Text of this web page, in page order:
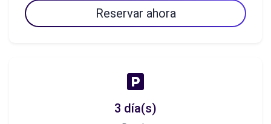
Reservar ahora
3 día(s)